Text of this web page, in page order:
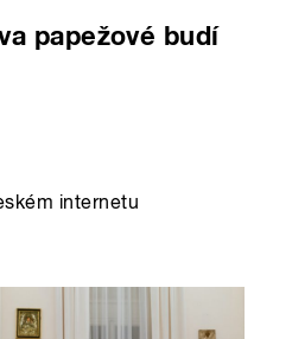
papežové budí
internetu